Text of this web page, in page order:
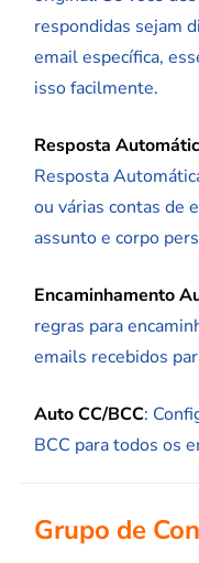
respondidas sejam
email específica,
isso facilmente.
Resposta
Resposta
ou várias contas de
assunto e corpo
Encaminhamento
regras para
emails recebidos
Auto CC/BCC:
BCC para todos os
Grupo de